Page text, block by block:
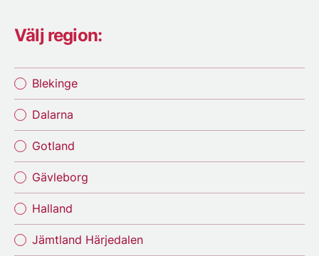
Välj region:
Blekinge
Dalarna
Gotland
Gävleborg
Halland
Jämtland Härjedalen